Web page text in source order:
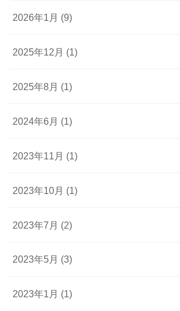
2026年1月 (9)
2025年12月 (1)
2025年8月 (1)
2024年6月 (1)
2023年11月 (1)
2023年10月 (1)
2023年7月 (2)
2023年5月 (3)
2023年1月 (1)